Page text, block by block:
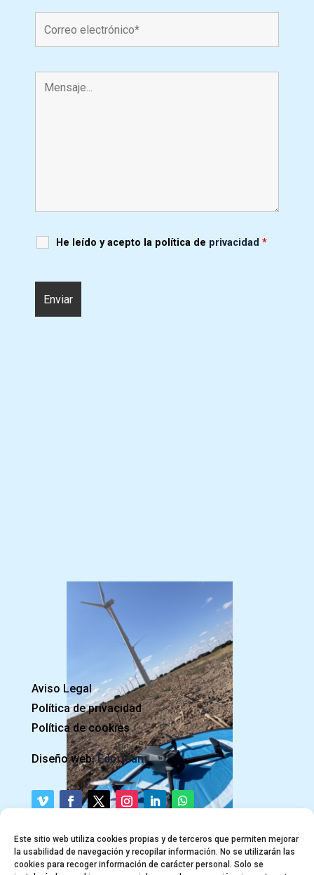
Este sitio web utiliza cookies propias y de terceros que permiten mejorar
la usabilidad de navegación y recopilar información. No se utilizarán las
cookies para recoger información de carácter personal. Solo se
He leído y acepto la política de privacidad *
Aviso Legal
Política de privacidad
Política de cookies
Diseño web:Edorteam
@PILOTODEDRON